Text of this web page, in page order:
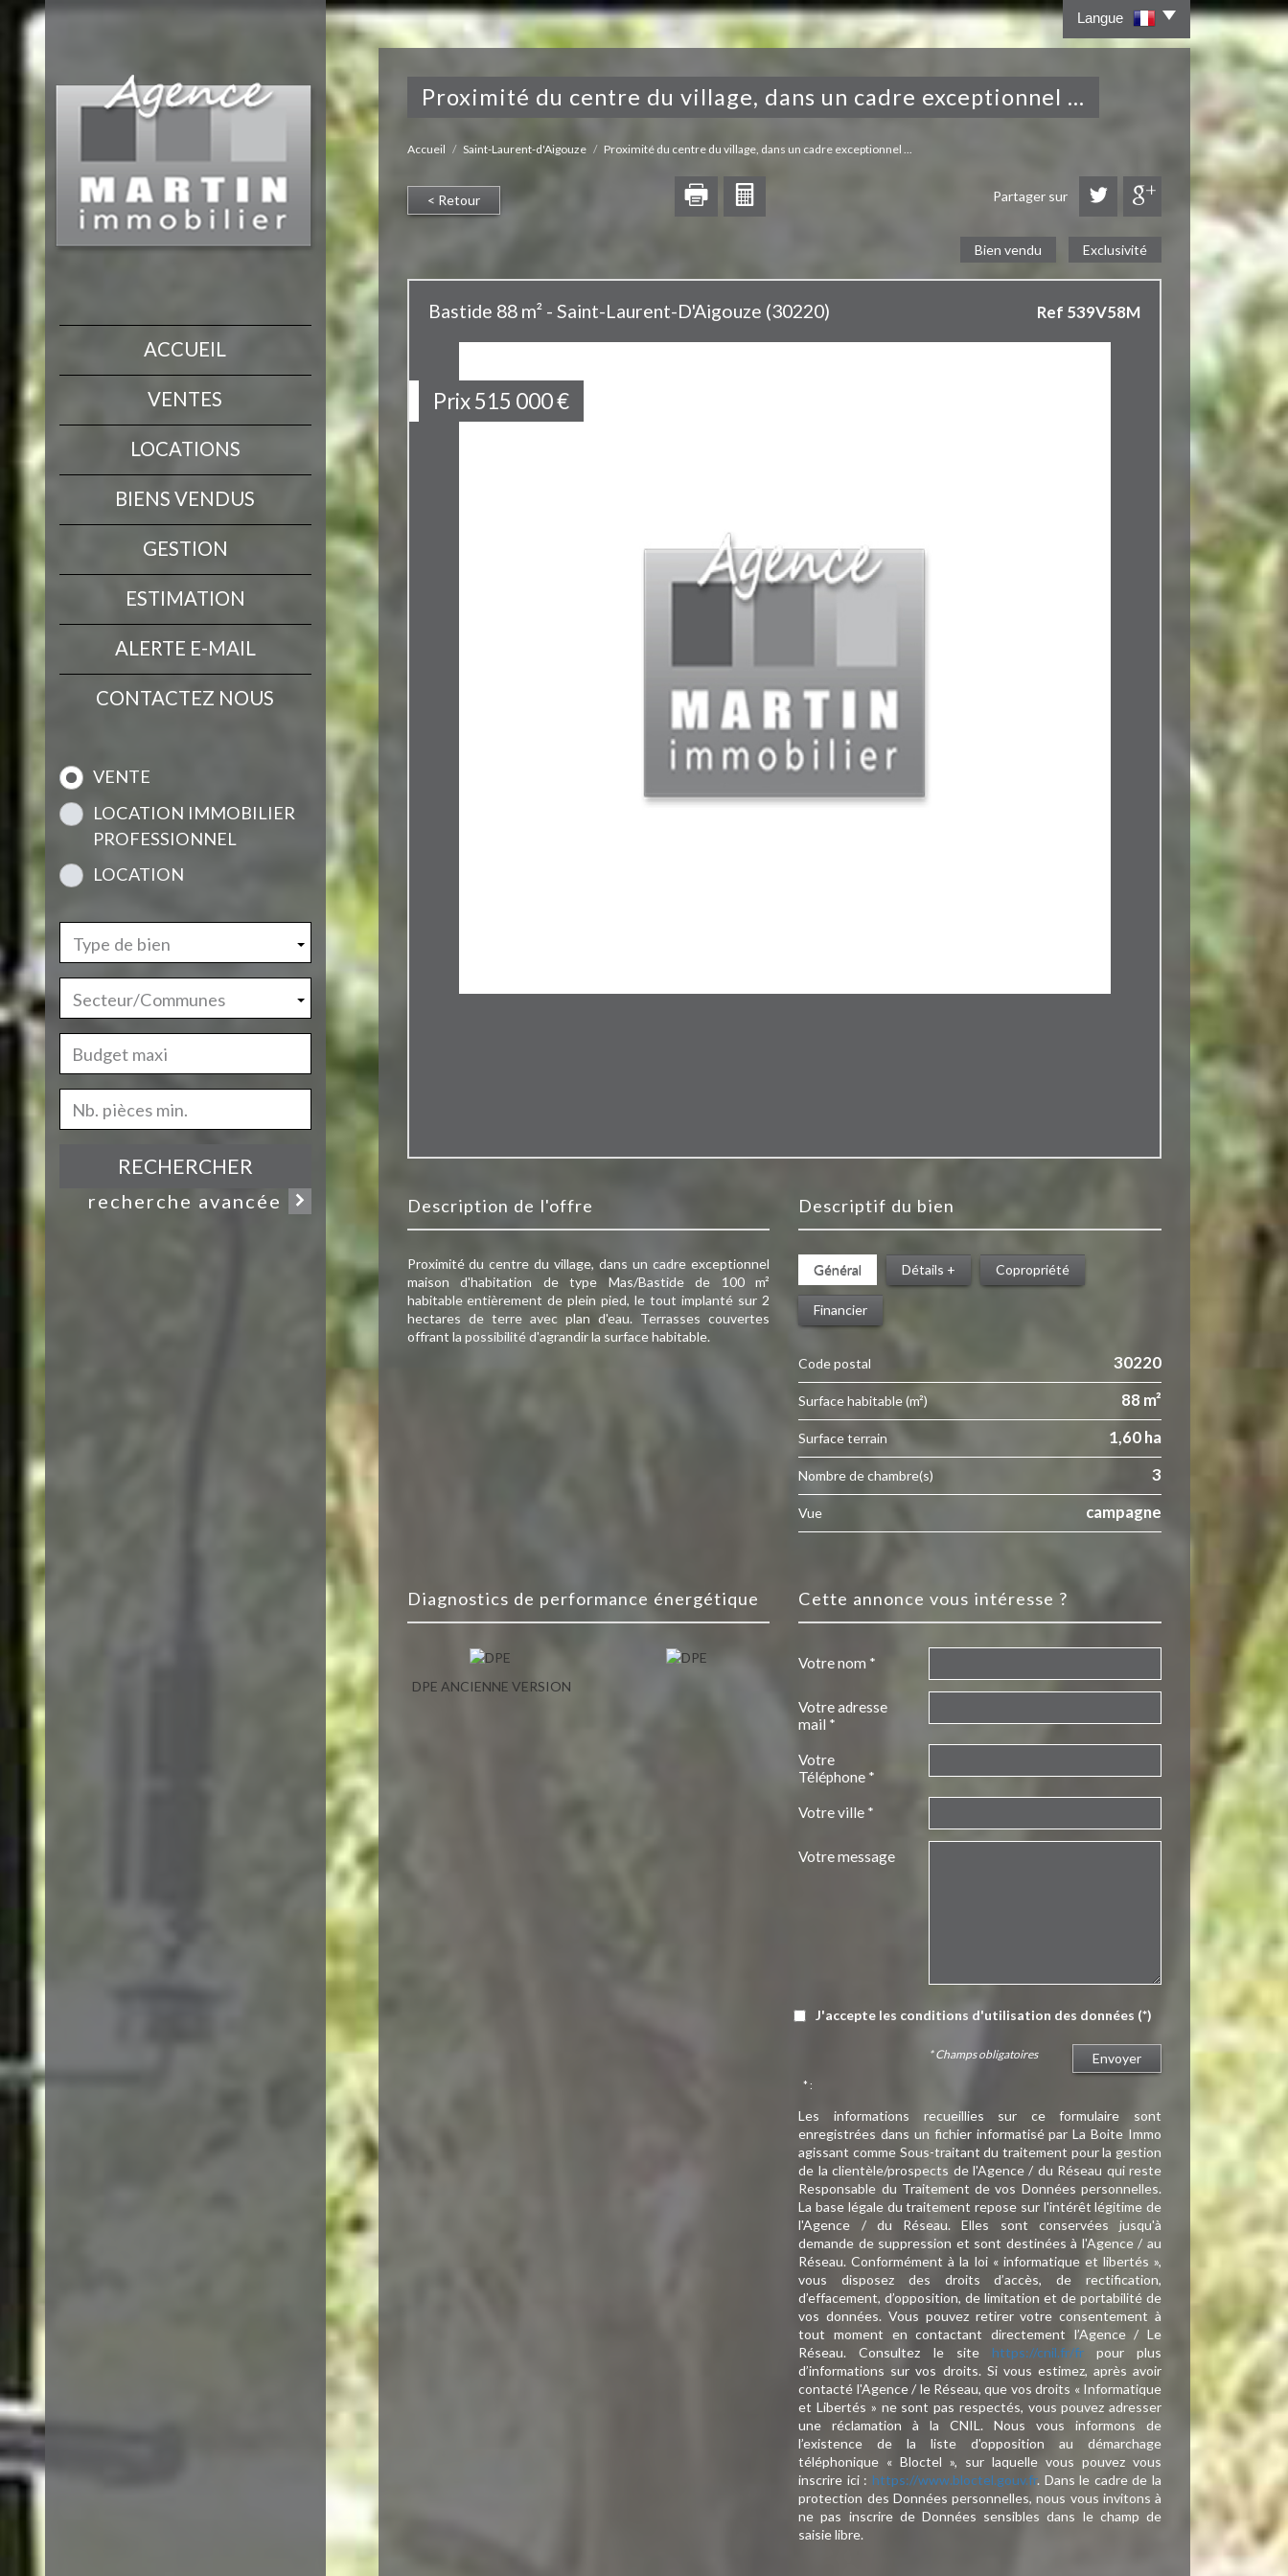
ACCUEIL
VENTES
LOCATIONS
BIENS VENDUS
GESTION
ESTIMATION
ALERTE E-MAIL
CONTACTEZ NOUS
VENTE
LOCATION IMMOBILIER
PROFESSIONNEL
LOCATION
Type de bien
Secteur/Communes
RECHERCHER
recherche avancée
Langue
proximité du centre du village, dans un cadre exceptionnel ...
Accueil Saint-Laurent-d'Aigouze Proximité du centre du village, dans un cadre exceptionnel ...
< Retour Partager sur
Bien vendu Exclusivité
Bastide 88 m² - Saint-Laurent-D'Aigouze (30220) Ref 539V58M
Prix 515 000€
description de l'offre
Proximité du centre du village, dans un cadre exceptionnel
maison d'habitation de type Mas/Bastide de 100 m²
habitable entièrement de plein pied, le tout implanté sur 2
hectares de terre avec plan d'eau. Terrasses couvertes
offrant la possibilité d'agrandir la surface habitable.
descriptif du bien
Général Détails + Copropriété
Financier
Code postal 30220
Surface habitable (m²) 88 m²
surface terrain 1,60 ha
Nombre de chambre(s) 3
Vue campagne
diagnostics de performance énergétique
DPE ANCIENNE VERSION
cette annonce vous intéresse ?
Votre nom *
Votre adresse
mail *
Votre
Téléphone *
Votre ville *
Votre message
J'accepte les conditions d'utilisation des données (*)
Envoyer
* Champs obligatoires
* :
Les informations recueillies sur ce formulaire sont
enregistrées dans un fichier informatisé par La Boite Immo
agissant comme Sous-traitant du traitement pour la gestion
de la clientèle/prospects de l'Agence / du Réseau qui reste
Responsable du Traitement de vos Données personnelles.
La base légale du traitement repose sur l'intérêt légitime de
l'Agence / du Réseau. Elles sont conservées jusqu'à
demande de suppression et sont destinées à l'Agence / au
Réseau. Conformément à la loi « informatique et libertés »,
vous disposez des droits d’accès, de rectification,
d’effacement, d’opposition, de limitation et de portabilité de
vos données. Vous pouvez retirer votre consentement à
tout moment en contactant directement l’Agence / Le
Réseau. Consultez le site https://cnil.fr/frpour plus
d’informations sur vos droits. Si vous estimez, après avoir
contacté l'Agence / le Réseau, que vos droits « Informatique
et Libertés » ne sont pas respectés, vous pouvez adresser
une réclamation à la CNIL. Nous vous informons de
l’existence de la liste d'opposition au démarchage
téléphonique « Bloctel », sur laquelle vous pouvez vous
inscrire ici : https://www.bloctel.gouv.fr. Dans le cadre de la
protection des Données personnelles, nous vous invitons à
ne pas inscrire de Données sensibles dans le champ de
saisie libre.